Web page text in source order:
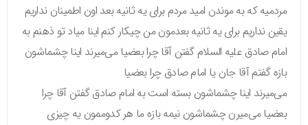
مردمیه که به موندن امید مردم برای یه ثانیه بعد اون اطمینان نداریم
یقین نداریم برای یه ثانیه بعدمون من چیکار کنم اینا میاد تو ذهنم به
امام صادق علیه السلام گفتن آقا چرا بعضیا می‌میرند اینا چشماشون
بازه گفتم آقا جان یا امام صادق چرا بعضیا
می‌میرند اینا چشماشون بسته است به امام صادق گفتن آقا چرا
بعضیا می‌میرن چشماشون نیمه بازه ما هر کدوممون یه چیزی